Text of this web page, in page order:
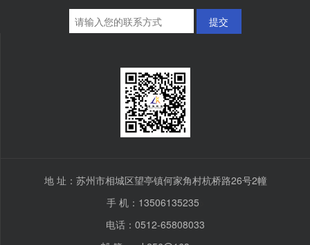
提交
地 址：苏州市相城区望亭镇何家角村杭桥路26号2幢
手 机：13506135235
电话：0512-65808033